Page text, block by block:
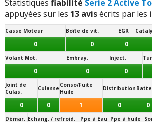
Habitabilité:4
Visibilité avant:2
Volume de coffre:1
Nombre de rangements:1
Puissance moteur et
- (boîte robotisée double
Automatique 8 vitesses
- (boîte auto Steptronic à
Mécanique6 vitesses
Jantes disponibles de série :
17 pouces
- (205/55 R 17:Conso raisonnable)
Note des internautes :
16.2/20
Panne la plus signalée :
roulements
Statistiques fiabilité Serie 2 Active
appuyées sur les 13 avisécrits par les
Casse Moteur Boîte de vit. EGR
0 0 0
Volant Mot. Embray. Inject.
0 0 0
Joint de
Culas.
Culasse Conso/Fuite
Huile
Distribution
0 0 1 0 0
Démar. Echang. / refroid. Ppe à Eau Ppe à huile